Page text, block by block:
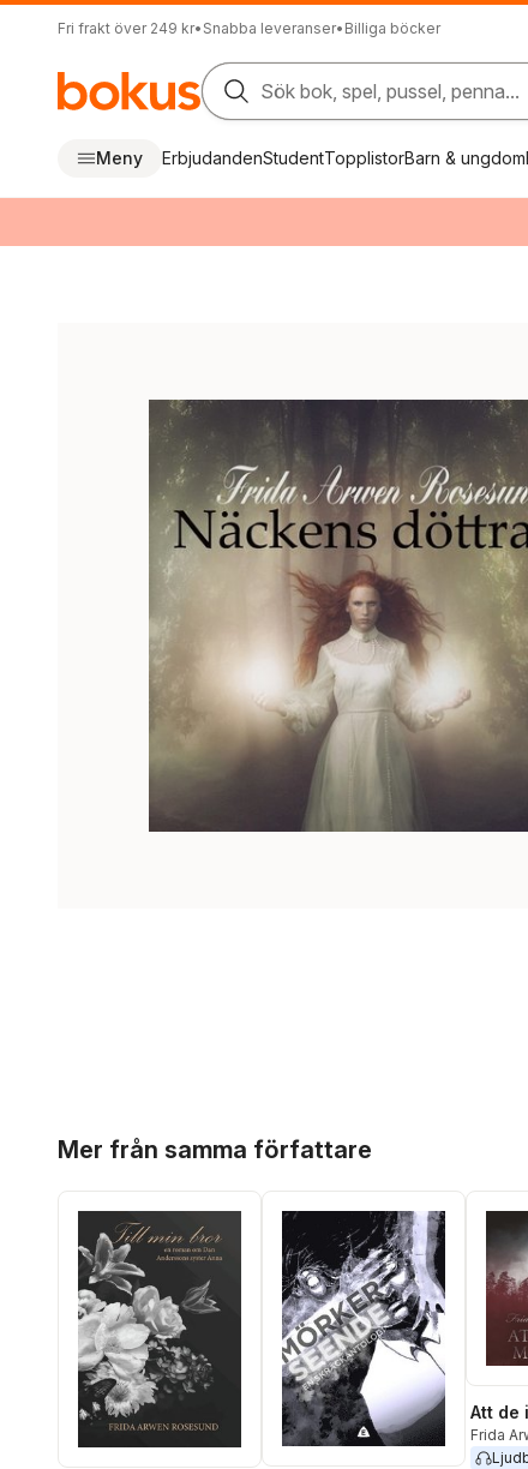
Fri frakt över 249 kr• Snabba leveranser• Billiga böcker
Sök bok, spel, pussel, penna...
Meny ErbjudandenStudentTopplistorBarn & ungdom
Mer från samma författare
Att de
Frida